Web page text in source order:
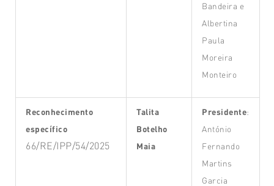
Bandeira e
Albertina
Paula
Moreira
Monteiro
Reconhecimento
específico
66/RE/IPP/54/2025
Talita
Botelho
Maia
Presidente:
António
Fernando
Martins
Garcia